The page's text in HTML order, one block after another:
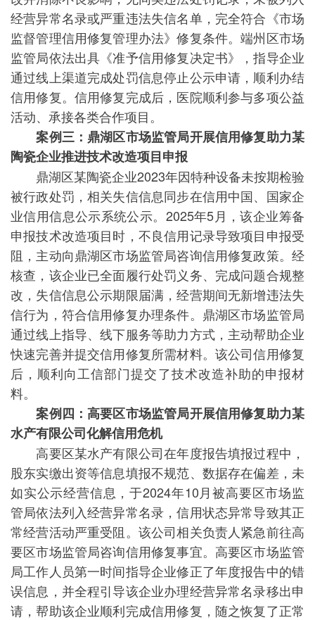
经营异常名录或严重违法失信名单，完全符合《市场
监督管理信用修复管理办法》修复条件。端州区市场
监管局依法出具《准予信用修复决定书》，指导企业
通过线上渠道完成处罚信息停止公示申请，顺利办结
信用修复。信用修复完成后，医院顺利参与多项公益
活动、承接各类合作项目。
案例三：鼎湖区市场监管局开展信用修复助力某
陶瓷企业推进技术改造项目申报
鼎湖区某陶瓷企业2023年因特种设备未按期检验
被行政处罚，相关失信信息同步在信用中国、国家企
业信用信息公示系统公示。2025年5月，该企业筹备
申报技术改造项目时，不良信用记录导致项目申报受
阻，主动向鼎湖区市场监管局咨询信用修复政策。经
核查，该企业已全面履行处罚义务、完成问题合规整
改，失信信息公示期限届满，经营期间无新增违法失
信行为，符合信用修复办理条件。鼎湖区市场监管局
通过线上指导、线下服务等助力方式，主动帮助企业
快速完善并提交信用修复所需材料。该公司信用修复
后，顺利向工信部门提交了技术改造补助的申报材
料。
案例四：高要区市场监管局开展信用修复助力某
水产有限公司化解信用危机
高要区某水产有限公司在年度报告填报过程中，
股东实缴出资等信息填报不规范、数据存在偏差，未
如实公示经营信息，于2024年10月被高要区市场监
管局依法列入经营异常名录，信用状态异常导致其正
常经营活动严重受阻。该公司相关负责人紧急前往高
要区市场监管局咨询信用修复事宜。高要区市场监管
局工作人员第一时间指导企业修正了年度报告中的错
误信息，并全程引导该企业办理经营异常名录移出申
请，帮助该企业顺利完成信用修复，随之恢复了正常